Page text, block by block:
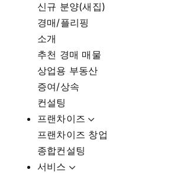
신규 분양(새집)
경매/플리핑
소개
추천 경매 매물
상업용 부동산
증여/상속
컨설팅
프랜차이즈
프랜차이즈 창업
종합컨설팅
서비스